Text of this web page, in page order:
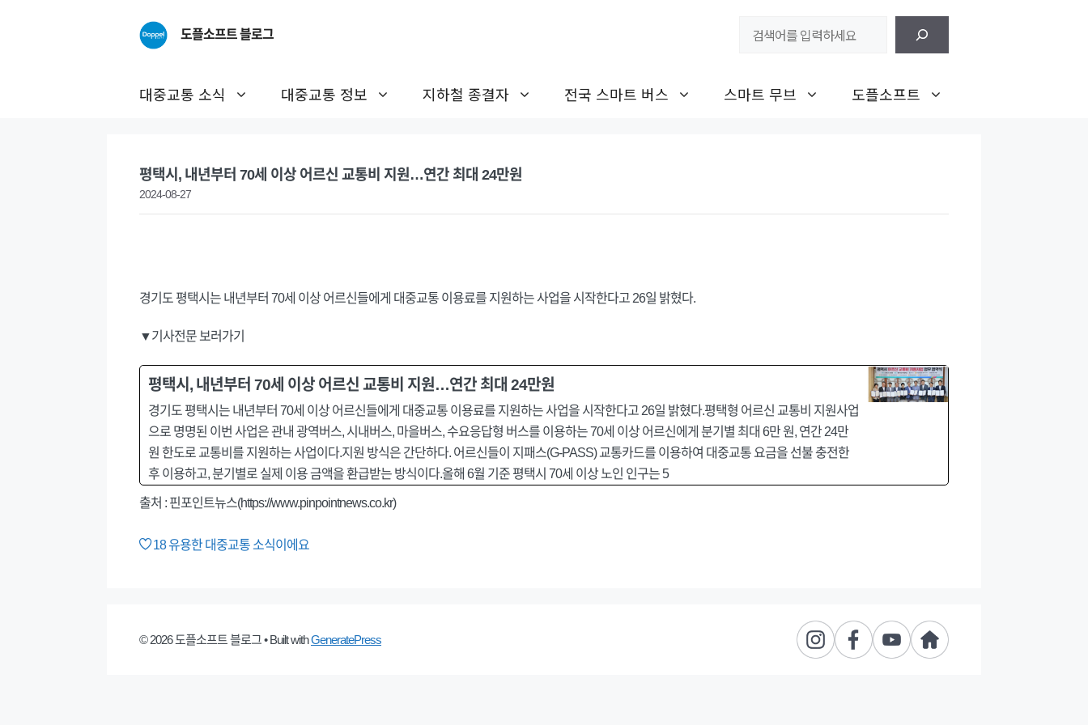
도플소프트 블로그
대중교통 소식 대중교통 정보 지하철 종결자 전국 스마트 버스 스마트 무브 도플소프트
평택시, 내년부터 70세 이상 어르신 교통비 지원…연간 최대 24만원
2024-08-27
경기도 평택시는 내년부터 70세 이상 어르신들에게 대중교통 이용료를 지원하는 사업을 시작한다고 26일 밝혔다.
▼기사전문 보러가기
평택시, 내년부터 70세 이상 어르신 교통비 지원…연간 최대 24만원
경기도 평택시는 내년부터 70세 이상 어르신들에게 대중교통 이용료를 지원하는 사업을 시작한다고 26일 밝혔다.평택형 어르신 교통비 지원사업
으로 명명된 이번 사업은 관내 광역버스, 시내버스, 마을버스, 수요응답형 버스를 이용하는 70세 이상 어르신에게 분기별 최대 6만 원, 연간 24만
원 한도로 교통비를 지원하는 사업이다.지원 방식은 간단하다. 어르신들이 지패스(G-PASS) 교통카드를 이용하여 대중교통 요금을 선불 충전한
후 이용하고, 분기별로 실제 이용 금액을 환급받는 방식이다.올해 6월 기준 평택시 70세 이상 노인 인구는 5
출처 : 핀포인트뉴스(https://www.pinpointnews.co.kr)
18유용한 대중교통 소식이에요
© 2026 도플소프트 블로그• Built withGeneratePress